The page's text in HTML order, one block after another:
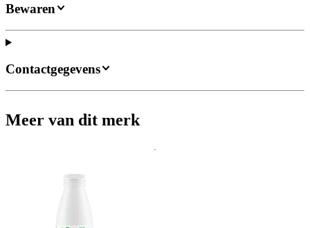
Bewaren
Contactgegevens
Meer van dit merk